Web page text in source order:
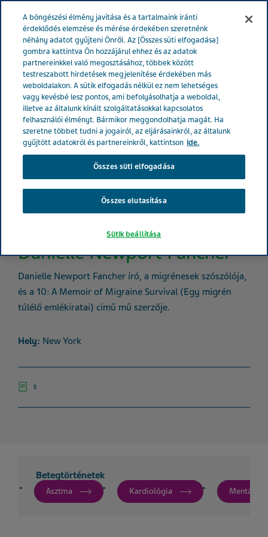
Danielle Newport Fancher
Danielle Newport Fancher író, a migrénesek szószólója,
és a 10: A Memoir of Migraine Survival (Egy migrén
túlélő emlékiratai) című mű szerzője.
Hely: New York
5
Betegtörténetek
Asztma Kardiológia Mentális
A böngészési élmény javítása és a tartalmaink iránti
érdeklődés elemzése és mérése érdekében szeretnénk
néhány adatot gyűjteni Önről. Az [Összes süti elfogadása]
gombra kattintva Ön hozzájárul ehhez és az adatok
partnereinkkel való megosztásához, többek között
testreszabott hirdetések megjelenítése érdekében más
weboldalakon. A sütik elfogadás nélkül ez nem lehetséges
vagy kevésbé lesz pontos, ami befolyásolhatja a weboldal,
illetve az általunk kínált szolgáltatásokkal kapcsolatos
felhasználói élményt. Bármikor meggondolhatja magát. Ha
szeretne többet tudni a jogairól, az eljárásainkról, az általunk
gyűjtött adatokról és partnereinkről, kattintson ide.
Összes süti elfogadása
Összes elutasítása
Sütik beállítása